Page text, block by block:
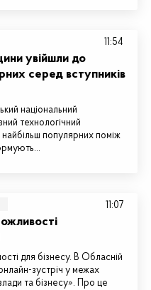
увійшли до
серед вступників
національний
технологічний
найбільш популярних поміж
11:54
для бізнесу. В Обласній
онлайн-зустріч у межах
та бізнесу». Про це
11:07